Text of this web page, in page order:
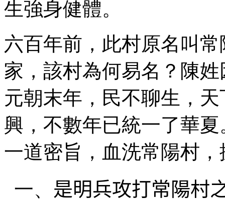
生強身健體。
六百年前，此村原名叫
家，該村為何易名？陳
元朝末年，民不聊生，
興，不數年已統一了華
一道密旨，血洗常陽村
一、 是明兵攻打常陽村